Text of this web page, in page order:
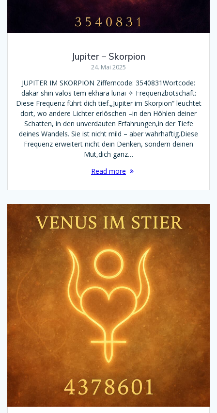
Jupiter – Skorpion
24. Mai 2025
JUPITER IM SKORPION Zifferncode: 3540831Wortcode:
dakar shin valos tem ekhara lunai ✧ Frequenzbotschaft:
Diese Frequenz führt dich tief.„Jupiter im Skorpion“ leuchtet
dort, wo andere Lichter erlöschen –in den Höhlen deiner
Schatten, in den unverdauten Erfahrungen,in der Tiefe
deines Wandels. Sie ist nicht mild – aber wahrhaftig.Diese
Frequenz erweitert nicht dein Denken, sondern deinen
Mut,dich ganz…
Read more